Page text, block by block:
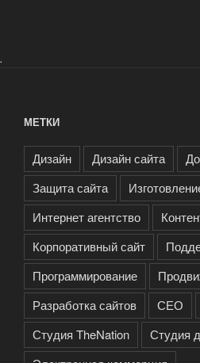
.
МЕТКИ
Дизайн Дизайн сайта
Защита сайта
Интернет агентство
Корпоративный сайт
Программирование
Разработка сайтов
СЕО
Студия TheNation
Студия